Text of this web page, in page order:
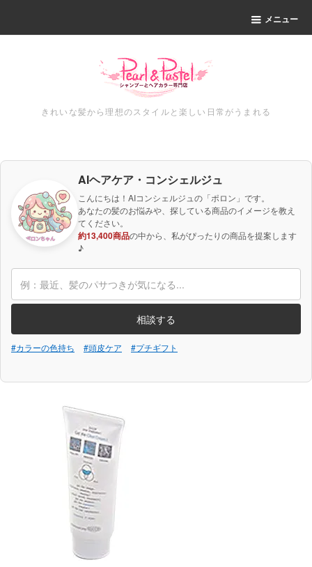
メニュー
きれいな髪から理想のスタイルと楽しい日常がうまれる
AIヘアケア・コンシェルジュ
こんにちは！AIコンシェルジュの「ポロン」です。
あなたの髪のお悩みや、探している商品のイメージを教え
てください。
約13,400商品の中から、私がぴったりの商品を提案します
♪
相談する
#カラーの色持ち #頭皮ケア #プチギフト